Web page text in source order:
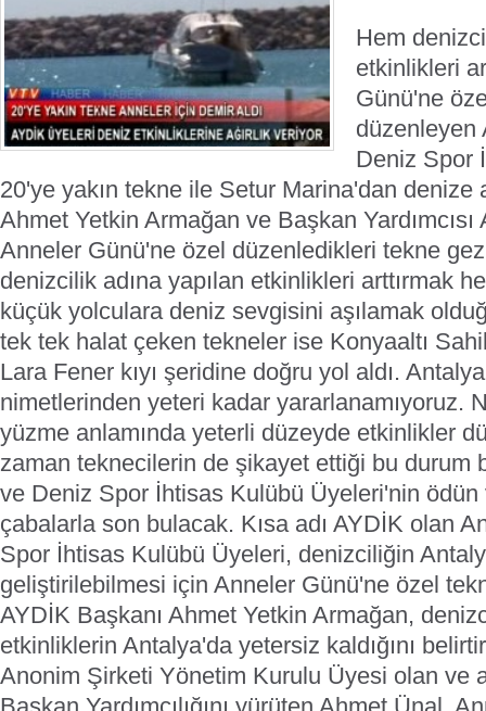
Hem
etkinlikleri
Günü'ne
düzenleyen
Deniz Spor
20'ye yakın tekne ile Setur Marina'dan denize
Ahmet Yetkin Armağan ve Başkan
Anneler Günü'ne özel düzenledikleri tekne
denizcilik adına yapılan etkinlikleri arttırmak
küçük yolculara deniz sevgisini aşılamak
tek tek halat çeken tekneler ise Konyaaltı
Lara Fener kıyı şeridine doğru yol aldı.
nimetlerinden yeteri kadar yararlanamıyoruz.
yüzme anlamında yeterli düzeyde etkinlikler
zaman teknecilerin de şikayet ettiği bu durum
ve Deniz Spor İhtisas Kulübü Üyeleri'nin ödün
çabalarla son bulacak. Kısa adı AYDİK olan
Spor İhtisas Kulübü Üyeleri, denizciliğin
geliştirilebilmesi için Anneler Günü'ne özel
AYDİK Başkanı Ahmet Yetkin Armağan,
etkinliklerin Antalya'da yetersiz kaldığını
Anonim Şirketi Yönetim Kurulu Üyesi olan ve